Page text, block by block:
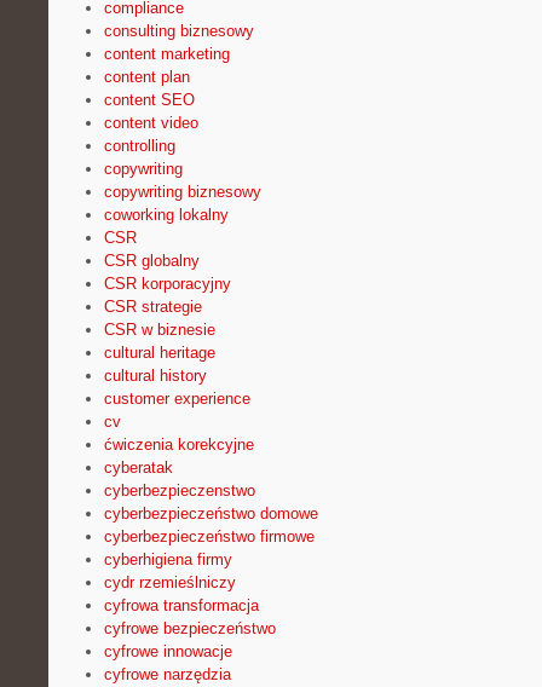
compliance
consulting biznesowy
content marketing
content plan
content SEO
content video
controlling
copywriting
copywriting biznesowy
coworking lokalny
CSR
CSR globalny
CSR korporacyjny
CSR strategie
CSR w biznesie
cultural heritage
cultural history
customer experience
cv
ćwiczenia korekcyjne
cyberatak
cyberbezpieczenstwo
cyberbezpieczeństwo domowe
cyberbezpieczeństwo firmowe
cyberhigiena firmy
cydr rzemieślniczy
cyfrowa transformacja
cyfrowe bezpieczeństwo
cyfrowe innowacje
cyfrowe narzędzia